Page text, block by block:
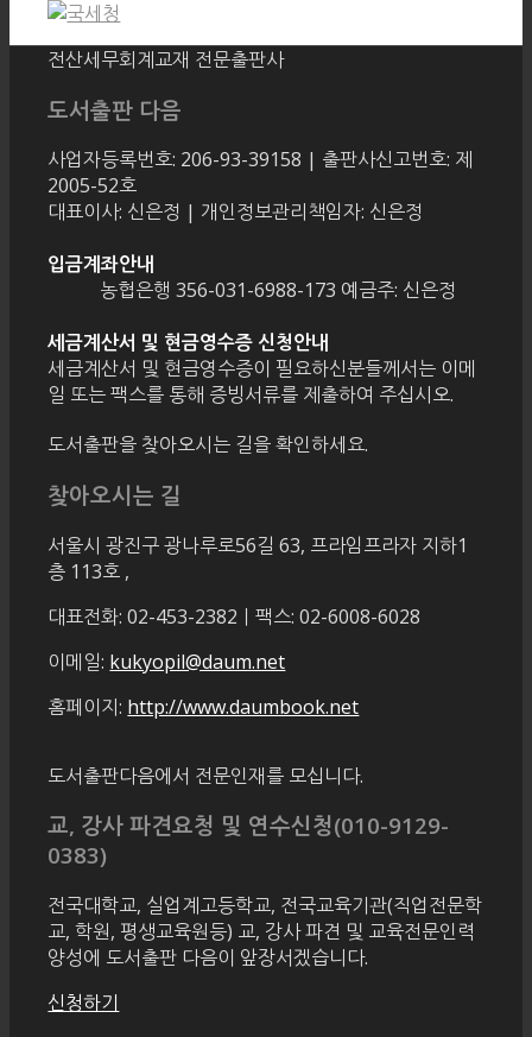
전산세무회계교재 전문출판사
도서출판 다음
사업자등록번호: 206-93-39158 | 출판사신고번호: 제
2005-52호
대표이사: 신은정 | 개인정보관리책임자: 신은정
입금계좌안내
농협은행 356-031-6988-173 예금주: 신은정
세금계산서 및 현금영수증 신청안내
세금계산서 및 현금영수증이 필요하신분들께서는 이메
일 또는 팩스를 통해 증빙서류를 제출하여 주십시오.
도서출판을 찾아오시는 길을 확인하세요.
찾아오시는 길
서울시 광진구 광나루로56길 63, 프라임프라자 지하1
층 113호 ,
대표전화: 02-453-2382ㅣ팩스: 02-6008-6028
이메일: kukyopil@daum.net
홈페이지: http://www.daumbook.net
도서출판다음에서 전문인재를 모십니다.
교, 강사 파견요청 및 연수신청(010-9129-
0383)
전국대학교, 실업계고등학교, 전국교육기관(직업전문학
교, 학원, 평생교육원등) 교, 강사 파견 및 교육전문인력
양성에 도서출판 다음이 앞장서겠습니다.
신청하기